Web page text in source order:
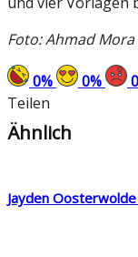
Foto: Ahmad
0% 0% 0
Teilen
Ähnlich
Jayden